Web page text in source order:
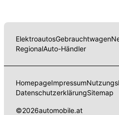
ElektroautosGebrauchtwagen
RegionalAuto-Händler
HomepageImpressum
DatenschutzerklärungSitemap
©2026automobile.at